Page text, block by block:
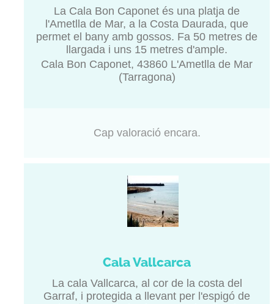
La Cala Bon Caponet és una platja de
l'Ametlla de Mar, a la Costa Daurada, que
permet el bany amb gossos. Fa 50 metres de
llargada i uns 15 metres d'ample.
Cala Bon Caponet, 43860 L'Ametlla de Mar
(Tarragona)
Cap valoració encara.
Cala Vallcarca
La cala Vallcarca, al cor de la costa del
Garraf, i protegida a llevant per l'espigó de